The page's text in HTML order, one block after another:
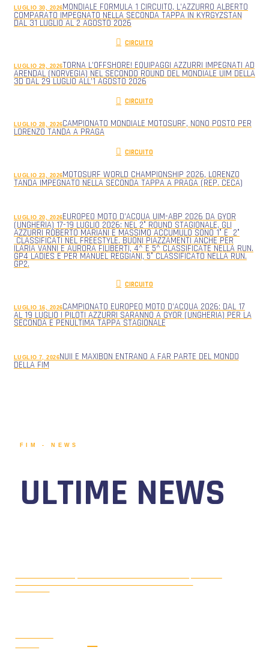
LUGLIO 30, 2026MONDIALE FORMULA 1 CIRCUITO, L’AZZURRO ALBERTO
COMPARATO IMPEGNATO NELLA SECONDA TAPPA IN KYRGYZSTAN
DAL 31 LUGLIO AL 2 AGOSTO 2026
CIRCUITO
LUGLIO 29, 2026TORNA L’OFFSHORE! EQUIPAGGI AZZURRI IMPEGNATI AD
ARENDAL (NORVEGIA) NEL SECONDO ROUND DEL MONDIALE UIM DELLA
3D DAL 29 LUGLIO ALL’1 AGOSTO 2026
CIRCUITO
LUGLIO 28, 2026CAMPIONATO MONDIALE MOTOSURF, NONO POSTO PER
LORENZO TANDA A PRAGA
CIRCUITO
LUGLIO 23, 2026MOTOSURF WORLD CHAMPIONSHIP 2026, LORENZO
TANDA IMPEGNATO NELLA SECONDA TAPPA A PRAGA (REP. CECA)
LUGLIO 20, 2026EUROPEO MOTO D’ACQUA UIM-ABP 2026 DA GYOR
(UNGHERIA) 17-19 LUGLIO 2026: NEL 2° ROUND STAGIONALE, GLI
AZZURRI ROBERTO MARIANI E MASSIMO ACCUMULO SONO 1° E 2°
CLASSIFICATI NEL FREESTYLE. BUONI PIAZZAMENTI ANCHE PER
ILARIA VANNI E AURORA FILIBERTI, 4^ E 5^ CLASSIFICATE NELLA RUN.
GP4 LADIES E PER MANUEL REGGIANI, 5° CLASSIFICATO NELLA RUN.
GP2.
CIRCUITO
LUGLIO 16, 2026CAMPIONATO EUROPEO MOTO D’ACQUA 2026: DAL 17
AL 19 LUGLIO I PILOTI AZZURRI SARANNO A GYOR (UNGHERIA) PER LA
SECONDA E PENULTIMA TAPPA STAGIONALE
LUGLIO 7, 2026NUII E MAXIBON ENTRANO A FAR PARTE DEL MONDO
DELLA FIM
FIM - NEWS
ULTIME NEWS
VIVERONE!